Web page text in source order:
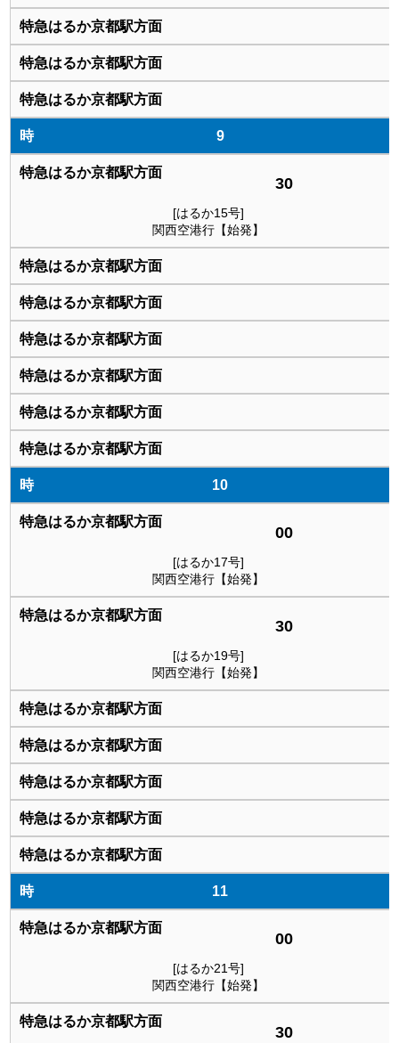
9
30
[はるか15号]
関西空港行【始発】
10
00
[はるか17号]
関西空港行【始発】
30
[はるか19号]
関西空港行【始発】
11
00
[はるか21号]
関西空港行【始発】
30